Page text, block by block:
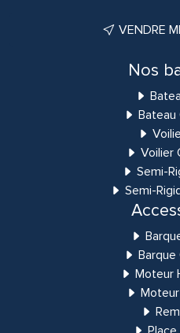
VENDRE
Nos
Bateau
Voilier
Semi-
Semi-
Barque
Moteur